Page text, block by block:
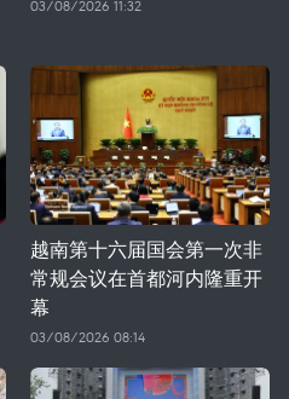
03/08/2026 11:32
越南第十六届国会第一次非
常规会议在首都河内隆重开
幕
03/08/2026 08:14